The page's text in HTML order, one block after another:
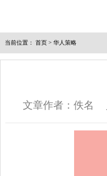
当前位置： 首页 > 华人策略
文章作者：佚名